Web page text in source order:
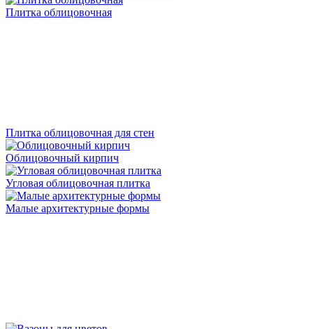
Плитка облицовочная
Плитка облицовочная для стен
Облицовочный кирпич
Угловая облицовочная плитка
Малые архитектурные формы